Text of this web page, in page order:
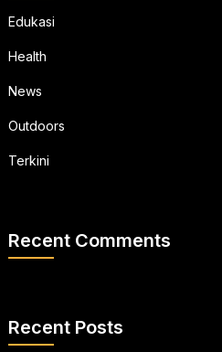
Edukasi
Health
News
Outdoors
Terkini
Recent Comments
Recent Posts